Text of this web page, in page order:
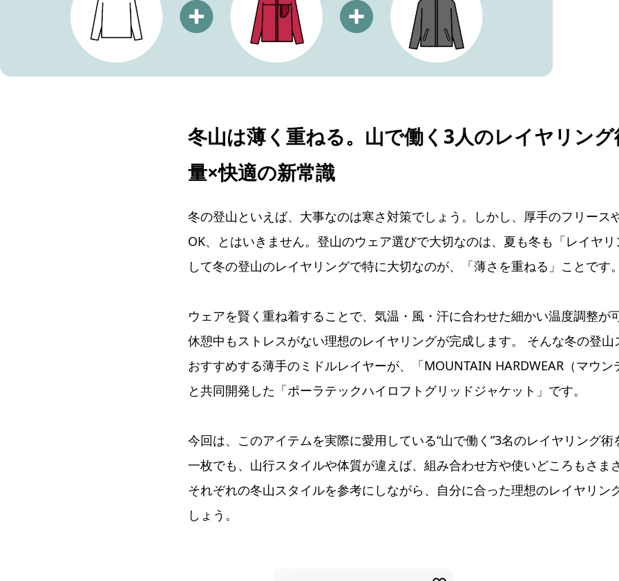
冬山は薄く重ねる。山で働く3人のレイヤリン
量×快適の新常識
冬の登山といえば、大事なのは寒さ対策でしょう。しかし、厚手のフリース
OK、とはいきません。登山のウェア選びで大切なのは、夏も冬も「レイヤ
して冬の登山のレイヤリングで特に大切なのが、「薄さを重ねる」ことです
ウェアを賢く重ね着することで、気温・風・汗に合わせた細かい温度調整が
休憩中もストレスがない理想のレイヤリングが完成します。 そんな冬の登山
おすすめする薄手のミドルレイヤーが、「MOUNTAIN HARDWEAR（マウ
と共同開発した「ポーラテックハイロフトグリッドジャケット」です。
今回は、このアイテムを実際に愛用している“山で働く”3名のレイヤリング
一枚でも、山行スタイルや体質が違えば、組み合わせ方や使いどころもさま
それぞれの冬山スタイルを参考にしながら、自分に合った理想のレイヤリン
しょう。